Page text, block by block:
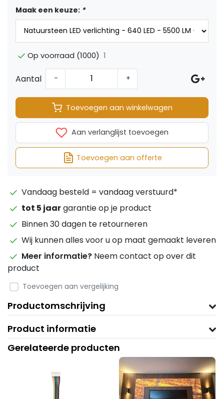
Maak een keuze: *
Op voorraad (1000) 1
Aantal - +
Toevoegen aan winkelwagen
Aan verlanglijst toevoegen
Toevoegen aan offerte
Vandaag besteld = vandaag verstuurd*
tot 5 jaargarantie op je product
Binnen 30 dagen te retourneren
Wij kunnen alles voor u op maat gemaakt leveren
Meer informatie? Neem contact op over dit
product
Toevoegen aan vergelijking
Productomschrijving
Product informatie
Gerelateerde producten